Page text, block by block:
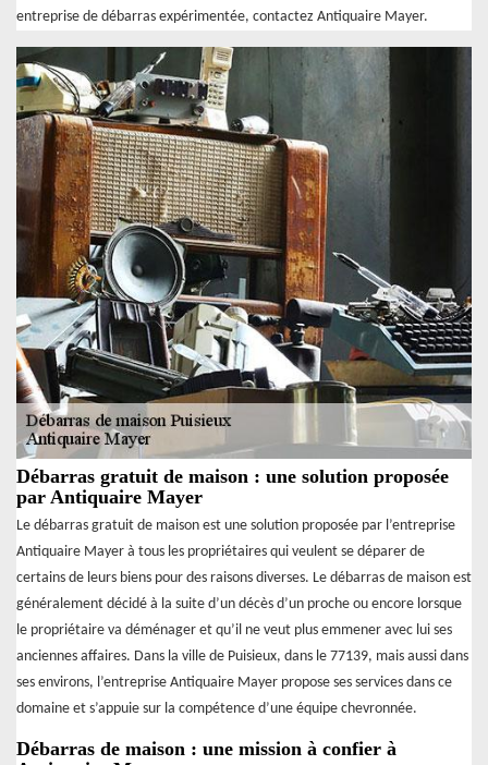
entreprise de débarras expérimentée, contactez Antiquaire Mayer.
Débarras gratuit de maison : une solution proposée
par Antiquaire Mayer
Le débarras gratuit de maison est une solution proposée par l’entreprise
Antiquaire Mayer à tous les propriétaires qui veulent se déparer de
certains de leurs biens pour des raisons diverses. Le débarras de maison est
généralement décidé à la suite d’un décès d’un proche ou encore lorsque
le propriétaire va déménager et qu’il ne veut plus emmener avec lui ses
anciennes affaires. Dans la ville de Puisieux, dans le 77139, mais aussi dans
ses environs, l’entreprise Antiquaire Mayer propose ses services dans ce
domaine et s’appuie sur la compétence d’une équipe chevronnée.
Débarras de maison : une mission à confier à